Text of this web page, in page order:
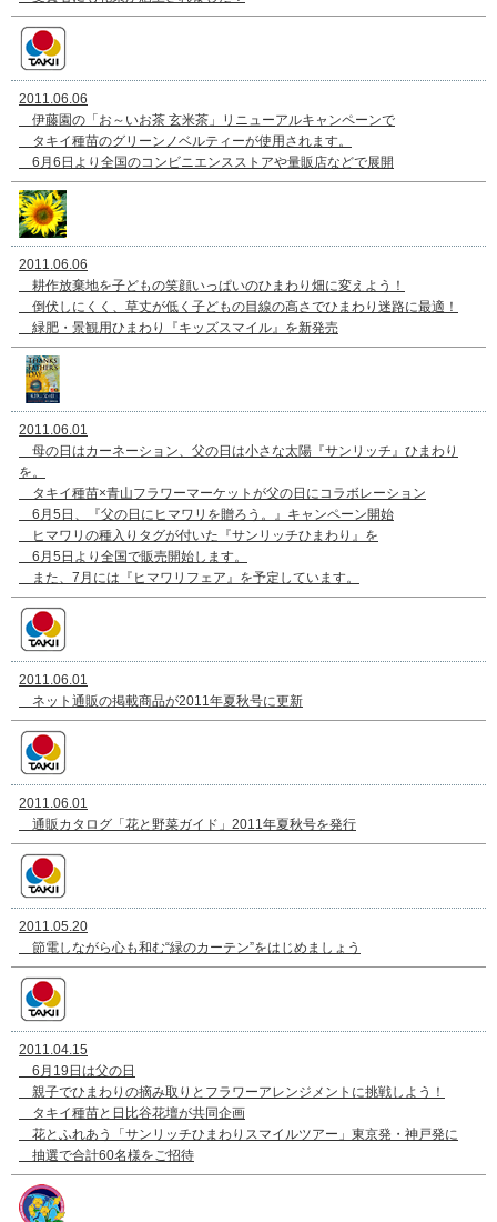
2011.06.06
伊藤園の「お～いお茶 玄米茶」リニューアルキャンペーンで
タキイ種苗のグリーンノベルティーが使用されます。
6月6日より全国のコンビニエンスストアや量販店などで展開
2011.06.06
耕作放棄地を子どもの笑顔いっぱいのひまわり畑に変えよう！
倒伏しにくく、草丈が低く子どもの目線の高さでひまわり迷路に最適！
緑肥・景観用ひまわり『キッズスマイル』を新発売
2011.06.01
母の日はカーネーション、父の日は小さな太陽『サンリッチ』ひまわり
を。
タキイ種苗×青山フラワーマーケットが父の日にコラボレーション
6月5日、『父の日にヒマワリを贈ろう。』キャンペーン開始
ヒマワリの種入りタグが付いた『サンリッチひまわり』を
6月5日より全国で販売開始します。
また、7月には『ヒマワリフェア』を予定しています。
2011.06.01
ネット通販の掲載商品が2011年夏秋号に更新
2011.06.01
通販カタログ「花と野菜ガイド」2011年夏秋号を発行
2011.05.20
節電しながら心も和む“緑のカーテン”をはじめましょう
2011.04.15
6月19日は父の日
親子でひまわりの摘み取りとフラワーアレンジメントに挑戦しよう！
タキイ種苗と日比谷花壇が共同企画
花とふれあう「サンリッチひまわりスマイルツアー」東京発・神戸発に
抽選で合計60名様をご招待